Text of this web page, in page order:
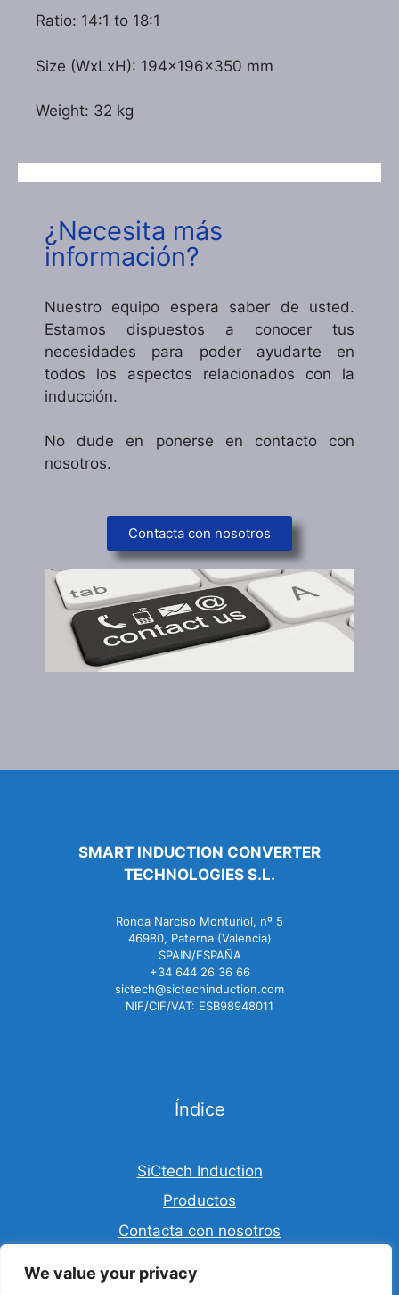
We value your privacy
Ratio: 14:1 to 18:1
Size (WxLxH): 194x196x350 mm
Weight: 32 kg
¿Necesita más
información?
Nuestro equipo espera saber de usted.
Estamos dispuestos a conocer tus
necesidades para poder ayudarte en
todos los aspectos relacionados con la
inducción.
No dude en ponerse en contacto con
nosotros.
Contacta con nosotros
SMART INDUCTION CONVERTER
TECHNOLOGIES S.L.
Ronda Narciso Monturiol, nº 5
46980, Paterna (Valencia)
SPAIN/ESPAÑA
+34 644 26 36 66
sictech@sictechinduction.com
NIF/CIF/VAT: ESB98948011
Índice
SiCtech Induction
Productos
Contacta con nosotros